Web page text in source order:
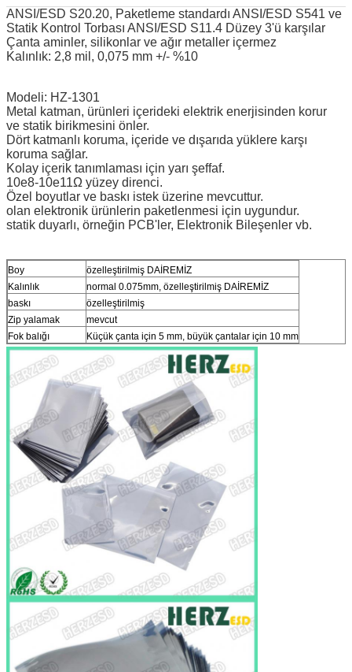
ANSI/ESD S20.20, Paketleme standardı ANSI/ESD S541 ve
Statik Kontrol Torbası ANSI/ESD S11.4 Düzey 3'ü karşılar
Çanta aminler, silikonlar ve ağır metaller içermez
Kalınlık: 2,8 mil, 0,075 mm +/- %10
Modeli: HZ-1301
Metal katman, ürünleri içerideki elektrik enerjisinden korur
ve statik birikmesini önler.
Dört katmanlı koruma, içeride ve dışarıda yüklere karşı
koruma sağlar.
Kolay içerik tanımlaması için yarı şeffaf.
10e8-10e11Ω yüzey direnci.
Özel boyutlar ve baskı istek üzerine mevcuttur.
olan elektronik ürünlerin paketlenmesi için uygundur.
statik duyarlı, örneğin PCB'ler, Elektronik Bileşenler vb.
Boy
özelleştirilmiş DAİREMİZ
Kalınlık
normal 0.075mm, özelleştirilmiş DAİREMİZ
baskı
özelleştirilmiş
Zip yalamak
mevcut
Fok balığı
Küçük çanta için 5 mm, büyük çantalar için 10 mm